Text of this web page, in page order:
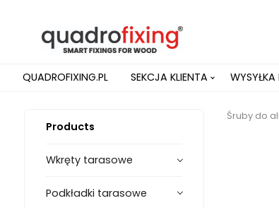
QUADROFIXING.PL SEKCJA KLIENTA
Products
Wkręty tarasowe
Podkładki tarasowe
Śruby do